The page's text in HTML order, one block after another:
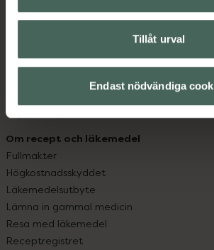
Tillåt urval
Endast nödvändiga
Hitta apotek
Leverans, betalning och retur
Kundklubb
Köpvillkor
Om recept och läkemedel
Fullmakter
Högkostnadsskyddet
Läkemedelsutbyte
Lämna in gammal medicin
Resa med läkemedel
Receptregistret